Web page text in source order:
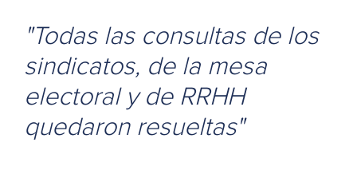
"Todas las consultas de los
sindicatos, de la mesa
electoral y de RRHH
quedaron resueltas"